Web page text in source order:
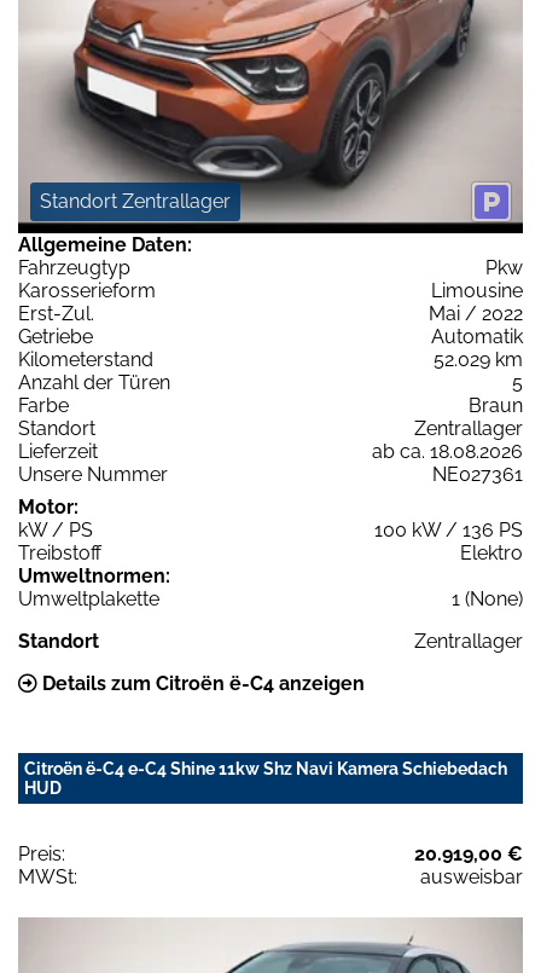
Standort Zentrallager
Allgemeine Daten:
Fahrzeugtyp
Pkw
Karosserieform
Limousine
Erst-Zul.
Mai / 2022
Getriebe
Automatik
Kilometerstand
52.029 km
Anzahl der Türen
5
Farbe
Braun
Standort
Zentrallager
Lieferzeit
ab ca. 18.08.2026
Unsere Nummer
NE027361
Motor:
kW / PS
100 kW / 136 PS
Treibstoff
Elektro
Umweltnormen:
Umweltplakette
1 (None)
Standort
Zentrallager
Details zum Citroën ë-C4 anzeigen
Citroën ë-C4 e-C4 Shine 11kw Shz Navi Kamera Schiebedach
HUD
Preis:
20.919,00 €
MWSt:
ausweisbar